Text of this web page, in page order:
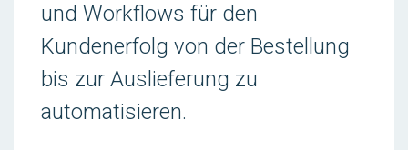
und Workflows für den
Kundenerfolg von der Bestellung
bis zur Auslieferung zu
automatisieren.